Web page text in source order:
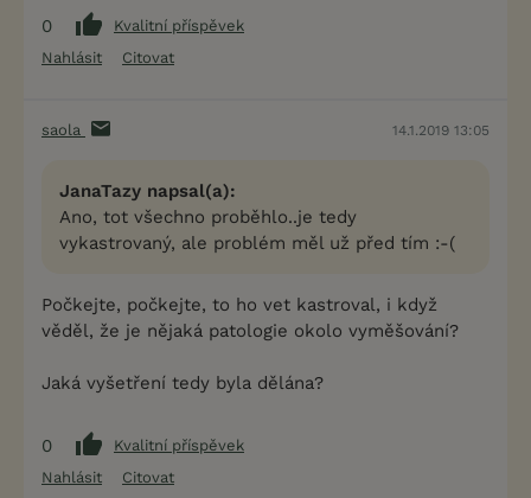
0
Kvalitní příspěvek
Nahlásit
Citovat
saola 14.1.2019 13:05
JanaTazy napsal(a):
Ano, tot všechno proběhlo..je tedy
vykastrovaný, ale problém měl už před tím :-(
Počkejte, počkejte, to ho vet kastroval, i když
věděl, že je nějaká patologie okolo vyměšování?
Jaká vyšetření tedy byla dělána?
0
Kvalitní příspěvek
Nahlásit
Citovat